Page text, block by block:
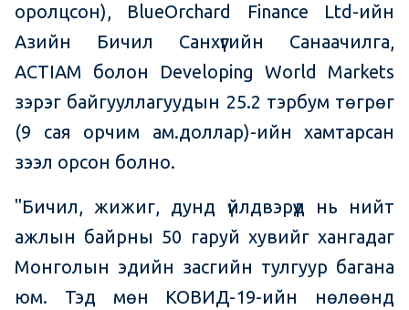
оролцсон), BlueOrchard Finance Ltd-ийн
Азийн Бичил Санхүүгийн Санаачилга,
ACTIAM болон Developing World Markets
зэрэг байгууллагуудын 25.2 тэрбум төгрөг
(9 сая орчим ам.доллар)-ийн хамтарсан
зээл орсон болно.
"Бичил, жижиг, дунд үйлдвэрүүд нь нийт
ажлын байрны 50 гаруй хувийг хангадаг
Монголын эдийн засгийн тулгуур багана
юм. Тэд мөн КОВИД-19-ийн нөлөөнд